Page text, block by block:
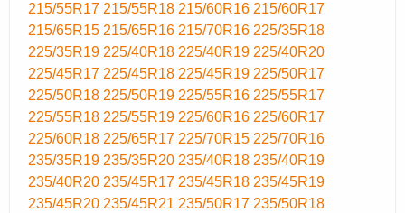
215/55R17 215/55R18 215/60R16 215/60R17
215/65R15 215/65R16 215/70R16 225/35R18
225/35R19 225/40R18 225/40R19 225/40R20
225/45R17 225/45R18 225/45R19 225/50R17
225/50R18 225/50R19 225/55R16 225/55R17
225/55R18 225/55R19 225/60R16 225/60R17
225/60R18 225/65R17 225/70R15 225/70R16
235/35R19 235/35R20 235/40R18 235/40R19
235/40R20 235/45R17 235/45R18 235/45R19
235/45R20 235/45R21 235/50R17 235/50R18